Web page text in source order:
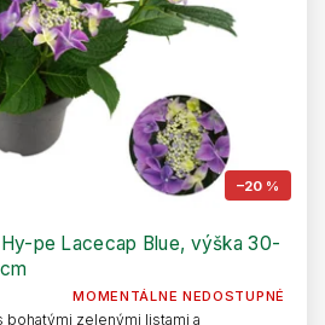
–20 %
Hy-pe Lacecap Blue, výška 30-
MOMENTÁLNE NEDOSTUPNÉ
bohatými zelenými listami a